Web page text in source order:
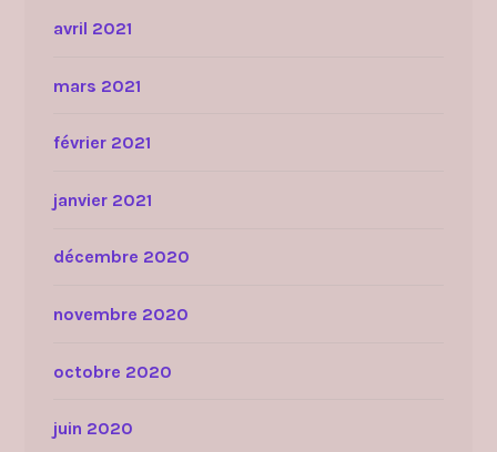
avril 2021
mars 2021
février 2021
janvier 2021
décembre 2020
novembre 2020
octobre 2020
juin 2020